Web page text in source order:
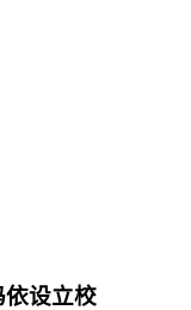
依设立校